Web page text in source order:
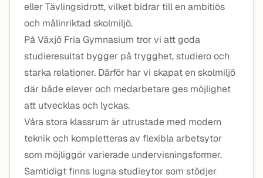
eller Tävlingsidrott, vilket bidrar till en ambitiös
och målinriktad skolmiljö.
På Växjö Fria Gymnasium tror vi att goda
studieresultat bygger på trygghet, studiero och
starka relationer. Därför har vi skapat en skolmiljö
där både elever och medarbetare ges möjlighet
att utvecklas och lyckas.
Våra stora klassrum är utrustade med modern
teknik och kompletteras av flexibla arbetsytor
som möjliggör varierade undervisningsformer.
Samtidigt finns lugna studieytor som stödjer